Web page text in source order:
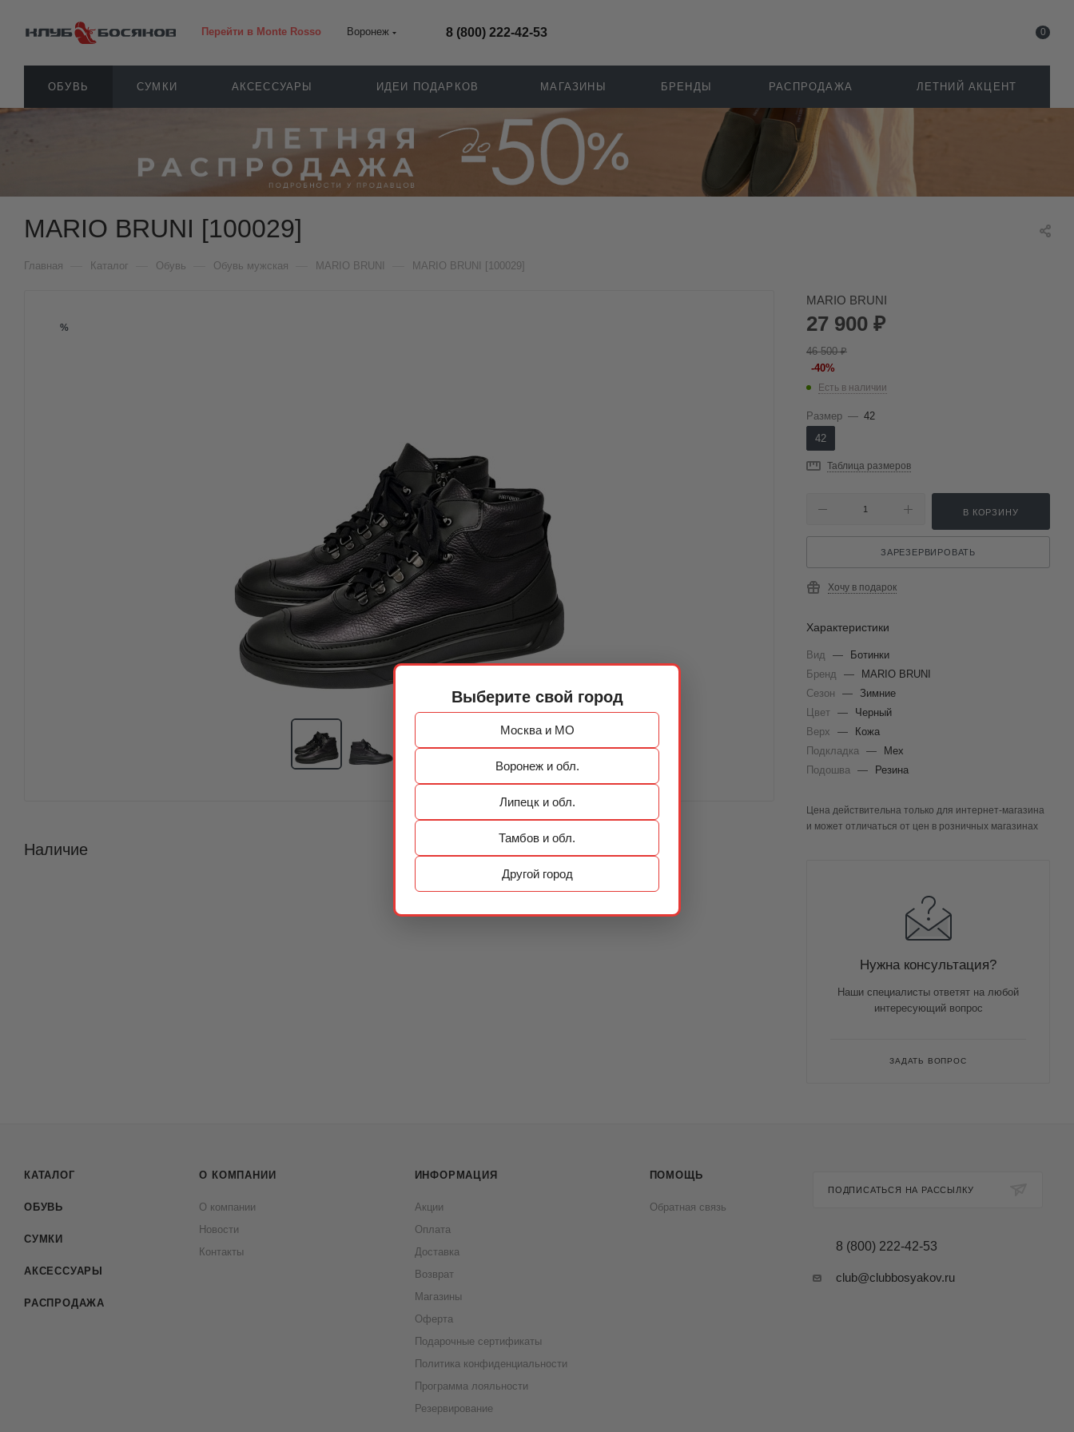
Выберите свой город
Москва и МО
Воронеж и обл.
Липецк и обл.
Тамбов и обл.
Другой город
Перейти в Monte Rosso Воронеж 8 (800) 222-42-53 0
ОБУВЬ СУМКИ АКСЕССУАРЫ ИДЕИ ПОДАРКОВ МАГАЗИНЫ БРЕНДЫ РАСПРОДАЖА ЛЕТНИЙ АКЦЕНТ
MARIO BRUNI [100029]
Главная Каталог Обувь Обувь мужская MARIO BRUNI MARIO BRUNI [100029]
%
Наличие
MARIO BRUNI
27 900 ₽
46 500₽
-40%
Есть в наличии
Размер — 42
42
Таблица размеров
В КОРЗИНУ
ЗАРЕЗЕРВИРОВАТЬ
Хочу в подарок
Характеристики
Вид —
Ботинки
Бренд
—
MARIO BRUNI
Сезон
— Зимние
Цвет —
Черный
Верх
—
Кожа
Подкладка —
Мех
Подошва — Резина
Цена действительна только для интернет-магазина
и может отличаться от цен в розничных магазинах
Нужна консультация?
Наши специалисты ответят на любой
интересующий вопрос
ЗАДАТЬ ВОПРОС
КАТАЛОГ
ОБУВЬ
СУМКИ
АКСЕССУАРЫ
РАСПРОДАЖА
О КОМПАНИИ
О компании
Новости
Контакты
ИНФОРМАЦИЯ
Акции
Оплата
Доставка
Возврат
Магазины
Оферта
Подарочные сертификаты
Политика конфиденциальности
Программа лояльности
Резервирование
ПОМОЩЬ
Обратная связь
ПОДПИСАТЬСЯ НА РАССЫЛКУ
8 (800) 222-42-53
club@clubbosyakov.ru